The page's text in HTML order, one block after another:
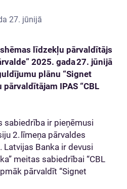
27. jūnijā
līdzekļu pārvaldītājs
2025. gada 27. jūnijā
plānu “Signet
IPAS “CBL
sabiedrība ir pieņēmusi
2. līmeņa pārvaldes
Banka ir devusi
meitas sabiedrībai “CBL
pārvaldīt “Signet